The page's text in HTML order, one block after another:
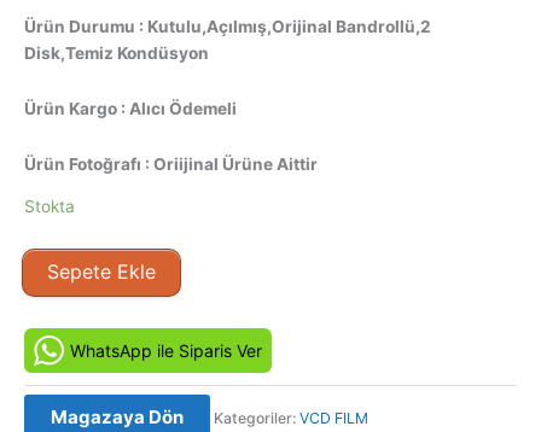
Ürün Durumu : Kutulu,Açılmış,Orijinal Bandrollü,2
Disk,Temiz Kondüsyon
Ürün Kargo : Alıcı Ödemeli
Ürün Fotoğrafı : Oriijinal Ürüne Aittir
Stokta
Amansız
Takip
The
Bravados
(1958)
Orijinal
Sepete Ekle
WhatsApp ile Siparis Ver
Magazaya Dön Kategoriler: VCD FILM